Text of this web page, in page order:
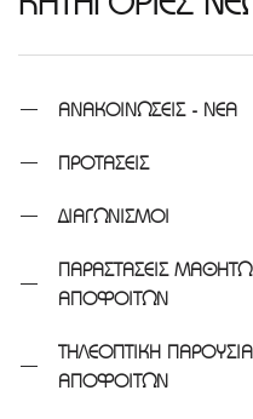
ΑΝΑΚΟΙΝΩΣΕΙΣ - ΝΕΑ
ΠΡΟΤΑΣΕΙΣ
ΔΙΑΓΩΝΙΣΜΟΙ
ΠΑΡΑΣΤΑΣΕΙΣ
ΑΠΟΦΟΙΤΩΝ
ΤΗΛΕΟΠΤΙΚΗ
ΑΠΟΦΟΙΤΩΝ